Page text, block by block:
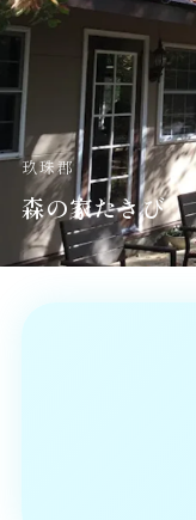
玖珠郡
森の家たきび